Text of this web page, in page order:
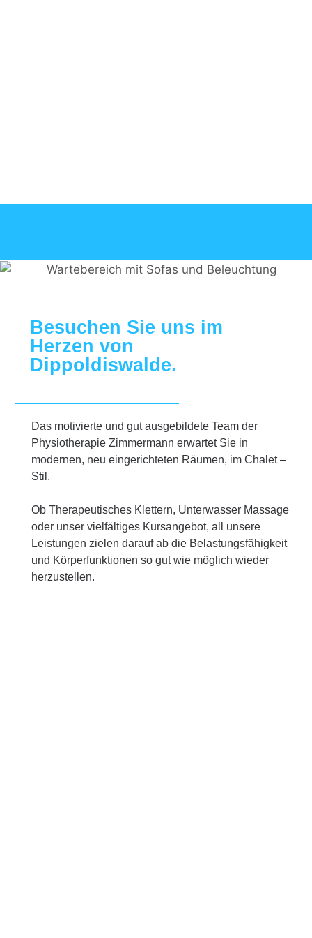
Besuchen Sie uns im
Herzen von
Dippoldiswalde.
Das motivierte und gut ausgebildete Team der
Physiotherapie Zimmermann erwartet Sie in
modernen, neu eingerichteten Räumen, im Chalet –
Stil.
Ob Therapeutisches Klettern, Unterwasser Massage
oder unser vielfältiges Kursangebot, all unsere
Leistungen zielen darauf ab die Belastungsfähigkeit
und Körperfunktionen so gut wie möglich wieder
herzustellen.